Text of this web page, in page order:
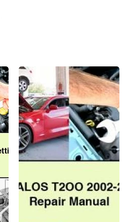
DAEWOO
KALOS
T2OO
2002-
2011
Service
Repair
Manual